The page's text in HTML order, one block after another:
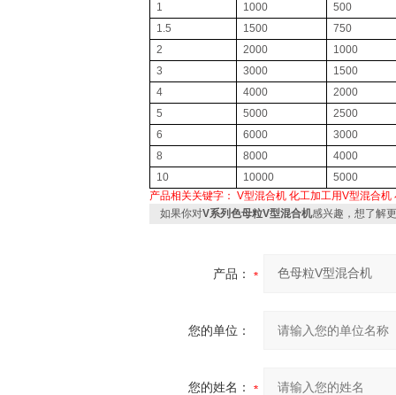
1
1000
500
1.5
1500
750
2
2000
1000
3
3000
1500
4
4000
2000
5
5000
2500
6
6000
3000
8
8000
4000
10
10000
5000
产品相关关键字： V型混合机 化工加工用V型混合机
如果你对V系列色母粒V型混合机感兴趣，想了解
产品：
您的单位：
您的姓名：